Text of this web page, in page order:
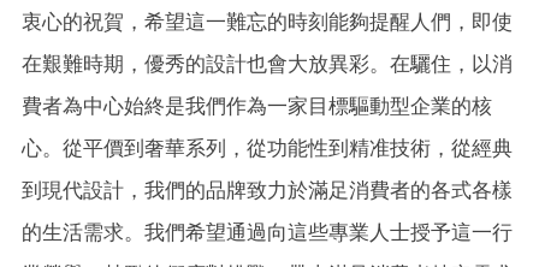
衷心的祝賀，希望這一難忘的時刻能夠提醒人們，即使
在艱難時期，優秀的設計也會大放異彩。在驪住，以消
費者為中心始終是我們作為一家目標驅動型企業的核
心。從平價到奢華系列，從功能性到精准技術，從經典
到現代設計，我們的品牌致力於滿足消費者的各式各樣
的生活需求。我們希望通過向這些專業人士授予這一行